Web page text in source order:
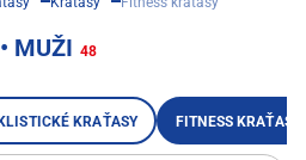
MUŽI 48
KRAŤASY FITNESS KRAŤASY